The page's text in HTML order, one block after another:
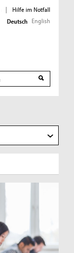
|
Hilfe im Notfall
Deutsch English